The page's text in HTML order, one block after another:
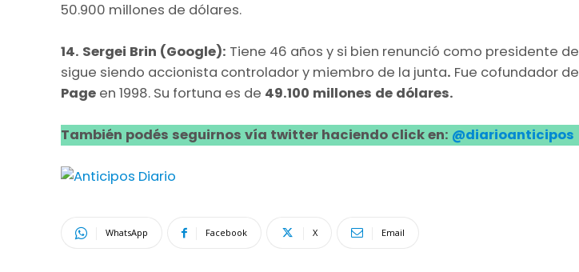
50.900 millones de dólares.
14. Sergei Brin (Google): Tiene 46 años y si bien renunció como presidente de
sigue siendo accionista controlador y miembro de la junta. Fue cofundador de
Page en 1998. Su fortuna es de 49.100 millones de dólares.
También podés seguirnos vía twitter haciendo click en: @diarioanticipos
WhatsApp Facebook X Email